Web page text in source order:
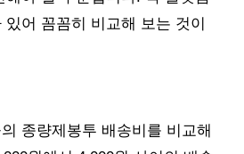
어 꼼꼼히 비교해 보는 것이
종량제봉투 배송비를 비교해